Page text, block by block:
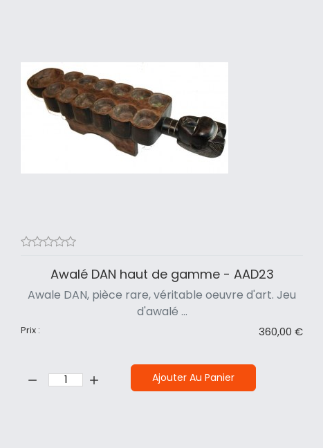
Awalé DAN haut de gamme - AAD23
Awale DAN, pièce rare, véritable oeuvre d'art. Jeu
d'awalé ...
Prix : 360,00 €
Quantité: Ajouter Au Panier